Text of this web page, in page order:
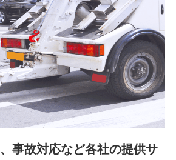
個人情報
務等の管理、給与支給、福利厚生・採用
種手続きのため、当社と従業員または従
務、営業情報の提供業務、契約締結手
務、およびこれらに準ずる業務の遂行
事故対応など各社の提供サ